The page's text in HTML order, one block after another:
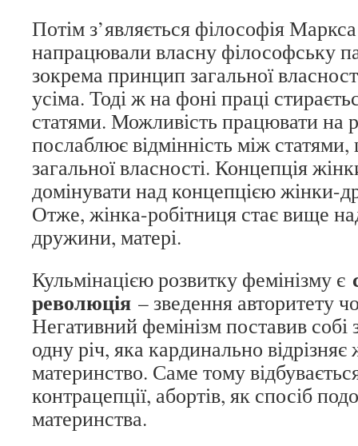
Потім з’являється філософія
напрацювали власну філософську
зокрема принцип загальної
усіма. Тоді ж на фоні праці
статями. Можливість працювати на
послаблює відмінність між
загальної власності. Концепція
домінувати над концепцією жінки-
Отже, жінка-робітниця стає вище
дружини, матері.
Кульмінацією розвитку фемінізму є
революція – зведення авторитету
Негативний фемінізм поставив собі
одну річ, яка кардинально відрізняє
материнство. Саме тому
контрацепції, абортів, як спосіб
материнства.